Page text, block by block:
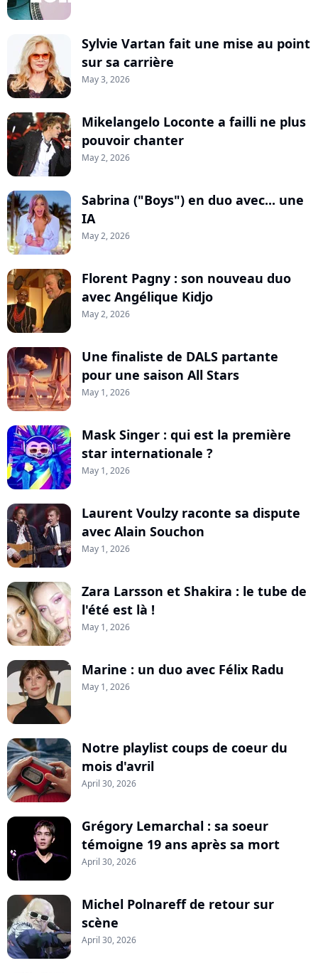
Sylvie Vartan fait une mise au point
sur sa carrière
May 3, 2026
Mikelangelo Loconte a failli ne plus
pouvoir chanter
May 2, 2026
Sabrina ("Boys") en duo avec... une
IA
May 2, 2026
Florent Pagny : son nouveau duo
avec Angélique Kidjo
May 2, 2026
Une finaliste de DALS partante
pour une saison All Stars
May 1, 2026
Mask Singer : qui est la première
star internationale ?
May 1, 2026
Laurent Voulzy raconte sa dispute
avec Alain Souchon
May 1, 2026
Zara Larsson et Shakira : le tube de
l'été est là !
May 1, 2026
Marine : un duo avec Félix Radu
May 1, 2026
Notre playlist coups de coeur du
mois d'avril
April 30, 2026
Grégory Lemarchal : sa soeur
témoigne 19 ans après sa mort
April 30, 2026
Michel Polnareff de retour sur
scène
April 30, 2026